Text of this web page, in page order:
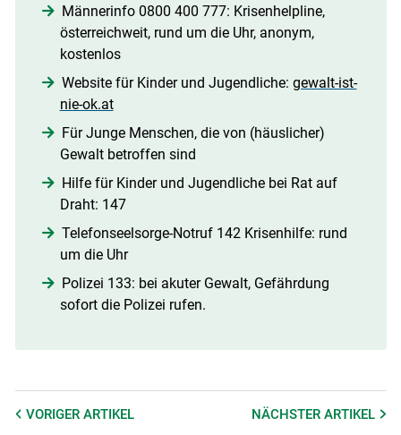
Männerinfo 0800 400 777: Krisenhelpline,
österreichweit, rund um die Uhr, anonym,
kostenlos 
Website für Kinder und Jugendliche: gewalt-ist-
nie-ok.at
Für Junge Menschen, die von (häuslicher)
Gewalt betroffen sind 
Hilfe für Kinder und Jugendliche bei Rat auf
Draht: 147 
Telefonseelsorge-Notruf 142 Krisenhilfe: rund
um die Uhr 
Polizei 133: bei akuter Gewalt, Gefährdung
sofort die Polizei rufen.
VORIGER ARTIKEL NÄCHSTERARTIKEL